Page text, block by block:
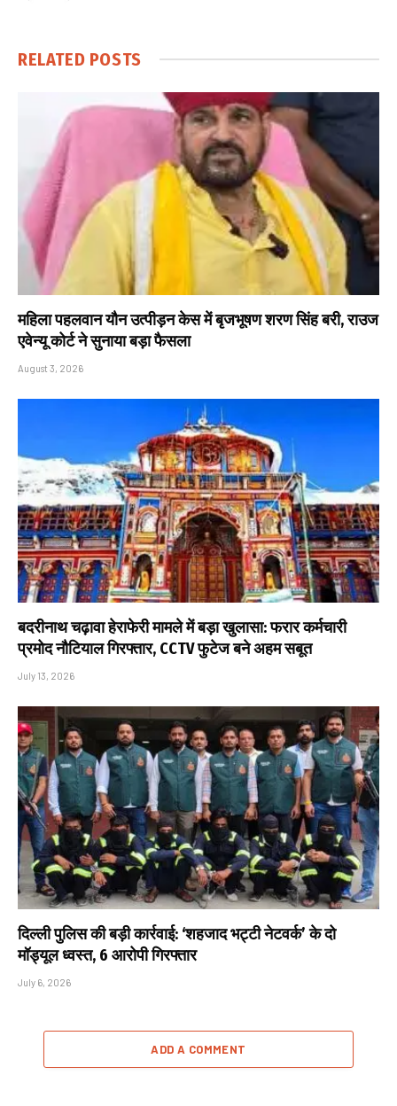
RELATED POSTS
महिला पहलवान यौन उत्पीड़न केस में बृजभूषण शरण सिंह बरी, राउज
एवेन्यू कोर्ट ने सुनाया बड़ा फैसला
August 3, 2026
बदरीनाथ चढ़ावा हेराफेरी मामले में बड़ा खुलासा: फरार कर्मचारी
प्रमोद नौटियाल गिरफ्तार, CCTV फुटेज बने अहम सबूत
July 13, 2026
दिल्ली पुलिस की बड़ी कार्रवाई: ‘शहजाद भट्टी नेटवर्क’ के दो
मॉड्यूल ध्वस्त, 6 आरोपी गिरफ्तार
July 6, 2026
ADD A COMMENT